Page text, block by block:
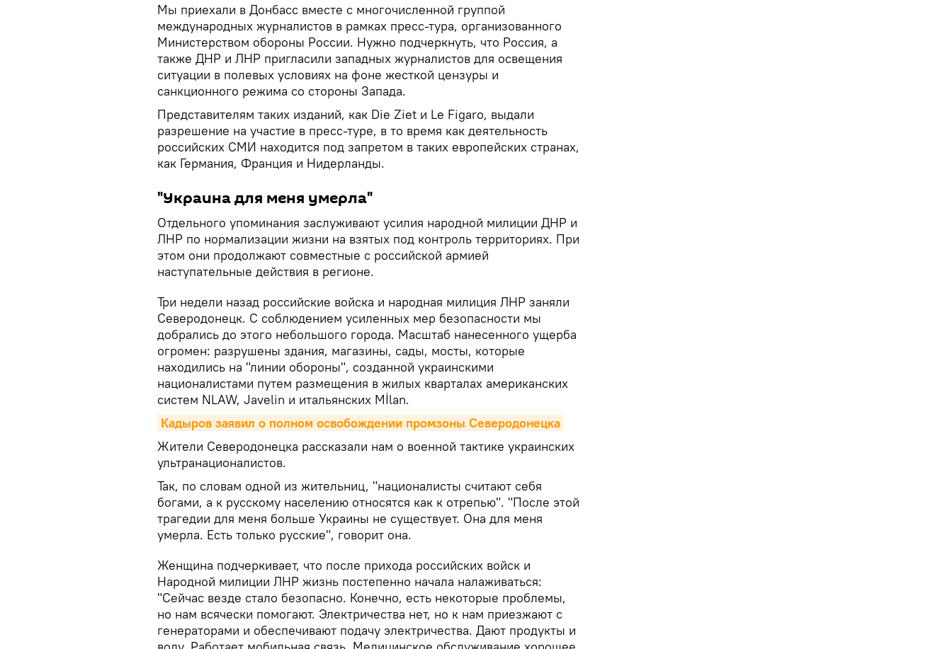
Мы приехали в Донбасс вместе с многочисленной группой
международных журналистов в рамках пресс-тура, организованного
Министерством обороны России. Нужно подчеркнуть, что Россия, а
также ДНР и ЛНР пригласили западных журналистов для освещения
ситуации в полевых условиях на фоне жесткой цензуры и
санкционного режима со стороны Запада.
Представителям таких изданий, как Die Ziet и Le Figaro, выдали
разрешение на участие в пресс-туре, в то время как деятельность
российских СМИ находится под запретом в таких европейских странах,
как Германия, Франция и Нидерланды.
"Украина для меня умерла"
Отдельного упоминания заслуживают усилия народной милиции ДНР и
ЛНР по нормализации жизни на взятых под контроль территориях. При
этом они продолжают совместные с российской армией
наступательные действия в регионе.
Три недели назад российские войска и народная милиция ЛНР заняли
Северодонецк. С соблюдением усиленных мер безопасности мы
добрались до этого небольшого города. Масштаб нанесенного ущерба
огромен: разрушены здания, магазины, сады, мосты, которые
находились на "линии обороны", созданной украинскими
националистами путем размещения в жилых кварталах американских
систем NLAW, Javelin и итальянских Mİlan.
Кадыров заявил о полном освобождении промзоны Северодонецка
Жители Северодонецка рассказали нам о военной тактике украинских
ультранационалистов.
Так, по словам одной из жительниц, "националисты считают себя
богами, а к русскому населению относятся как к отрепью". "После этой
трагедии для меня больше Украины не существует. Она для меня
умерла. Есть только русские", говорит она.
Женщина подчеркивает, что после прихода российских войск и
Народной милиции ЛНР жизнь постепенно начала налаживаться:
"Сейчас везде стало безопасно. Конечно, есть некоторые проблемы,
но нам всячески помогают. Электричества нет, но к нам приезжают с
генераторами и обеспечивают подачу электричества. Дают продукты и